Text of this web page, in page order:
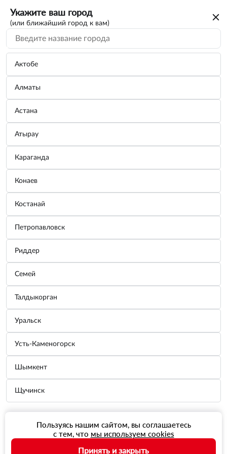
Укажите ваш город
(или ближайший город к вам)
Актобе
Алматы
Астана
Атырау
Караганда
Конаев
Костанай
Петропавловск
Риддер
Семей
Талдыкорган
Уральск
Усть-Каменогорск
Шымкент
Щучинск
Пользуясь нашим сайтом, вы соглашаетесь
с тем, что мы используем cookies
Принять и закрыть